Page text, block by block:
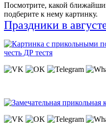
Посмотрите, какой
подберите к нему картинку.
Праздники в